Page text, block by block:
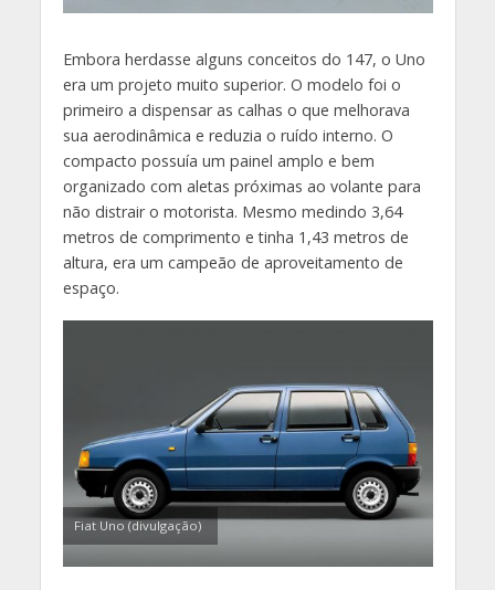
Embora herdasse alguns conceitos do 147, o Uno
era um projeto muito superior. O modelo foi o
primeiro a dispensar as calhas o que melhorava
sua aerodinâmica e reduzia o ruído interno. O
compacto possuía um painel amplo e bem
organizado com aletas próximas ao volante para
não distrair o motorista. Mesmo medindo 3,64
metros de comprimento e tinha 1,43 metros de
altura, era um campeão de aproveitamento de
espaço.
Fiat Uno (divulgação)